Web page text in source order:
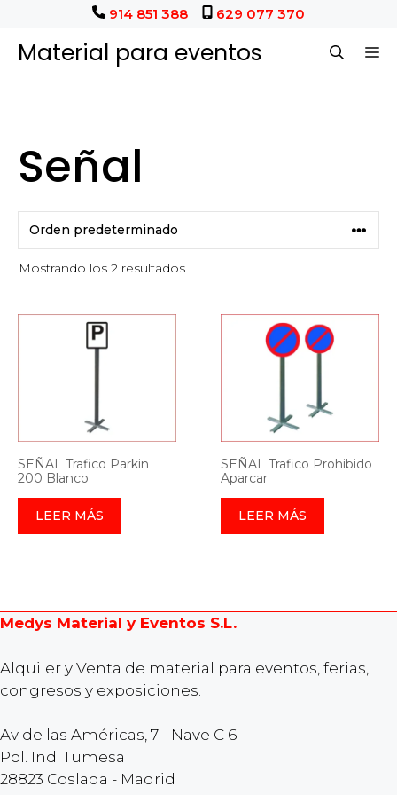
contenido
914 851 388 629 077 370
Material para eventos
Señal
Mostrando los 2 resultados
SEÑAL Trafico Parkin
200 Blanco
LEER MÁS
SEÑAL Trafico Prohibido
Aparcar
LEER MÁS
Medys Material y Eventos S.L.
Alquiler y Venta de material para eventos, ferias,
congresos y exposiciones.
Av de las Américas, 7 - Nave C 6
Pol. Ind. Tumesa
28823 Coslada - Madrid